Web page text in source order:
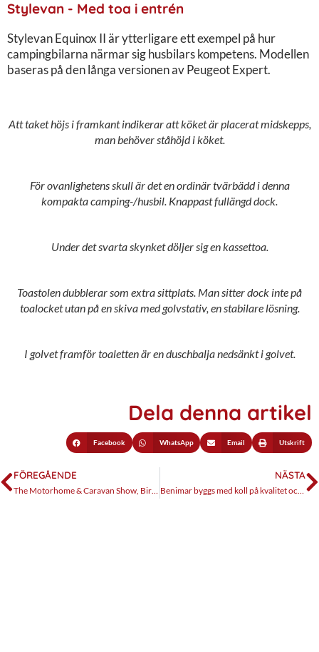
Stylevan - Med toa i entrén
Stylevan Equinox II är ytterligare ett exempel på hur
campingbilarna närmar sig husbilars kompetens. Modellen
baseras på den långa versionen av Peugeot Expert.
Att taket höjs i framkant indikerar att köket är placerat midskepps,
man behöver ståhöjd i köket.
För ovanlighetens skull är det en ordinär tvärbädd i denna
kompakta camping-/husbil. Knappast fullängd dock.
Under det svarta skynket döljer sig en kassettoa.
Toastolen dubblerar som extra sittplats. Man sitter dock inte på
toalocket utan på en skiva med golvstativ, en stabilare lösning.
I golvet framför toaletten är en duschbalja nedsänkt i golvet.
Dela denna artikel
Facebook WhatsApp Email Utskrift
FÖREGÅENDE
The Motorhome & Caravan Show, Birmingham, oktober 2019
NÄSTA
Benimar byggs med koll på kvalitet och pris